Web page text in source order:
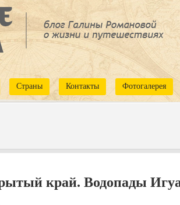
Страны Контакты Фотогалерея
край. Водопады